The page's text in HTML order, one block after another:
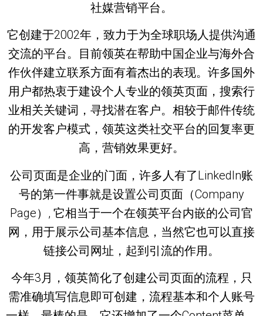
社媒营销平台。
它创建于2002年，致力于为全球职场人提供沟通
交流的平台。目前领英在帮助中国企业与海外合
作伙伴建立联系方面有着杰出的表现。许多国外
用户都热衷于建设个人专业的领英页面，搜索行
业相关关键词，寻找潜在客户。相较于邮件传统
的开发客户模式，领英这类社交平台的回复率更
高，营销效果更好。
公司页面是企业的门面，许多人有了LinkedIn账
号的第一件事就是设置公司页面（Company
Page）, 它相当于一个在领英平台内嵌的公司官
网，用于展示公司基本信息，当然它也可以直接
链接公司网址，起到引流的作用。
今年3月，领英简化了创建公司页面的流程，只
需准确填写信息即可创建，流程基本和个人账号